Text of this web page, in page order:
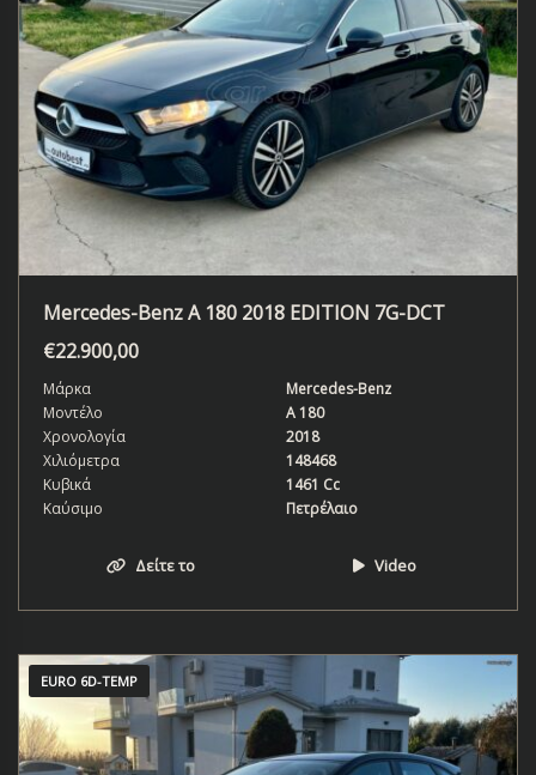
Mercedes-Benz A 180 2018 EDITION 7G-DCT
€22.900,00
Μάρκα
Mercedes-Benz
Μοντέλο
A 180
Χρονολογία
2018
Χιλιόμετρα
148468
Κυβικά
1461 Cc
Καύσιμο
Πετρέλαιο
Δείτε το Video
EURO 6D-TEMP